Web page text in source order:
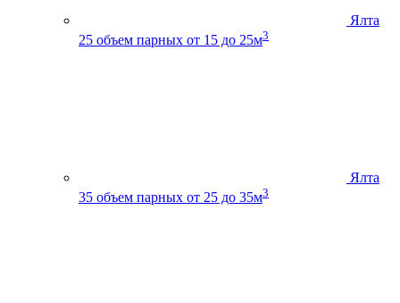
Ялта
25 объем парных от 15 до 25м3
Ялта
35 объем парных от 25 до 35м3